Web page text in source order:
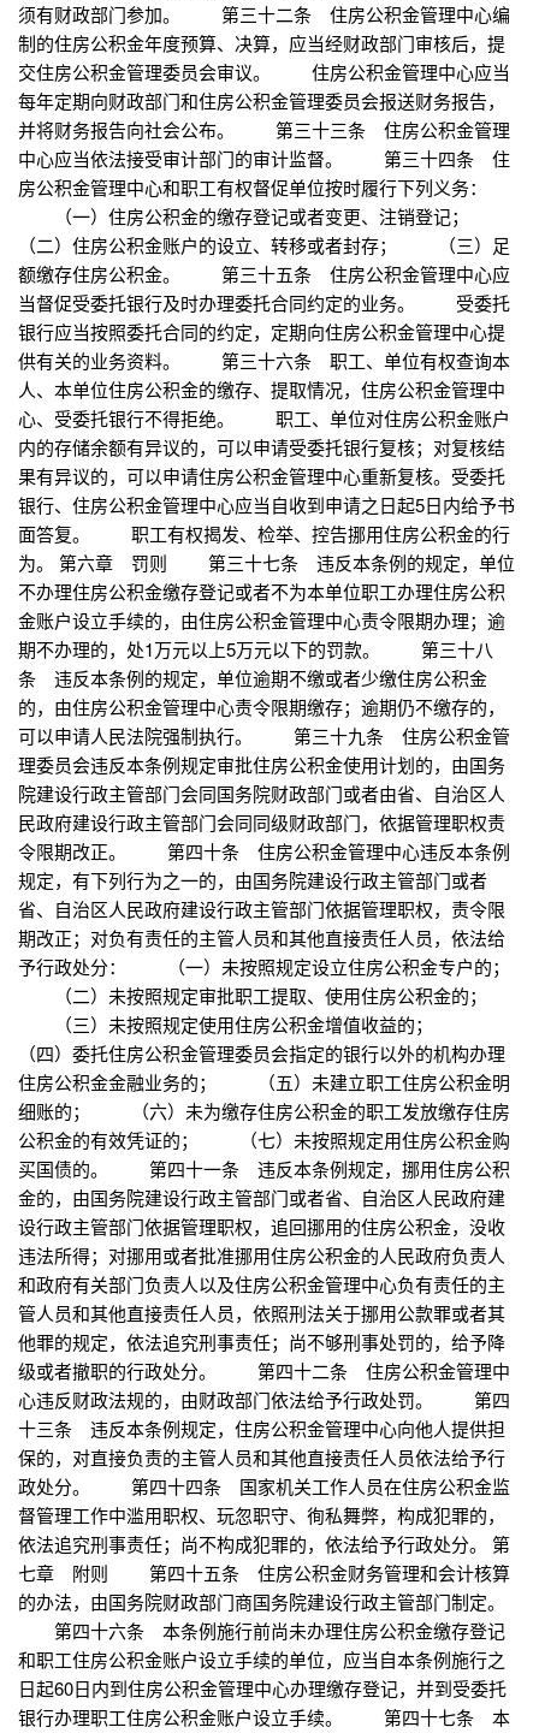
须有财政部门参加。 第三十二条 住房公积金管理中心编
制的住房公积金年度预算、决算，应当经财政部门审核后，提
交住房公积金管理委员会审议。 住房公积金管理中心应当
每年定期向财政部门和住房公积金管理委员会报送财务报告，
并将财务报告向社会公布。 第三十三条 住房公积金管理
中心应当依法接受审计部门的审计监督。 第三十四条 住
房公积金管理中心和职工有权督促单位按时履行下列义务：
（一）住房公积金的缴存登记或者变更、注销登记；
（二）住房公积金账户的设立、转移或者封存； （三）足
额缴存住房公积金。 第三十五条 住房公积金管理中心应
当督促受委托银行及时办理委托合同约定的业务。 受委托
银行应当按照委托合同的约定，定期向住房公积金管理中心提
供有关的业务资料。 第三十六条 职工、单位有权查询本
人、本单位住房公积金的缴存、提取情况，住房公积金管理中
心、受委托银行不得拒绝。 职工、单位对住房公积金账户
内的存储余额有异议的，可以申请受委托银行复核；对复核结
果有异议的，可以申请住房公积金管理中心重新复核。受委托
银行、住房公积金管理中心应当自收到申请之日起5日内给予书
面答复。 职工有权揭发、检举、控告挪用住房公积金的行
为。 第六章 罚则 第三十七条 违反本条例的规定，单位
不办理住房公积金缴存登记或者不为本单位职工办理住房公积
金账户设立手续的，由住房公积金管理中心责令限期办理；逾
期不办理的，处1万元以上5万元以下的罚款。 第三十八
条 违反本条例的规定，单位逾期不缴或者少缴住房公积金
的，由住房公积金管理中心责令限期缴存；逾期仍不缴存的，
可以申请人民法院强制执行。 第三十九条 住房公积金管
理委员会违反本条例规定审批住房公积金使用计划的，由国务
院建设行政主管部门会同国务院财政部门或者由省、自治区人
民政府建设行政主管部门会同同级财政部门，依据管理职权责
令限期改正。 第四十条 住房公积金管理中心违反本条例
规定，有下列行为之一的，由国务院建设行政主管部门或者
省、自治区人民政府建设行政主管部门依据管理职权，责令限
期改正；对负有责任的主管人员和其他直接责任人员，依法给
予行政处分： （一）未按照规定设立住房公积金专户的；
（二）未按照规定审批职工提取、使用住房公积金的；
（三）未按照规定使用住房公积金增值收益的；
（四）委托住房公积金管理委员会指定的银行以外的机构办理
住房公积金金融业务的； （五）未建立职工住房公积金明
细账的； （六）未为缴存住房公积金的职工发放缴存住房
公积金的有效凭证的； （七）未按照规定用住房公积金购
买国债的。 第四十一条 违反本条例规定，挪用住房公积
金的，由国务院建设行政主管部门或者省、自治区人民政府建
设行政主管部门依据管理职权，追回挪用的住房公积金，没收
违法所得；对挪用或者批准挪用住房公积金的人民政府负责人
和政府有关部门负责人以及住房公积金管理中心负有责任的主
管人员和其他直接责任人员，依照刑法关于挪用公款罪或者其
他罪的规定，依法追究刑事责任；尚不够刑事处罚的，给予降
级或者撤职的行政处分。 第四十二条 住房公积金管理中
心违反财政法规的，由财政部门依法给予行政处罚。 第四
十三条 违反本条例规定，住房公积金管理中心向他人提供担
保的，对直接负责的主管人员和其他直接责任人员依法给予行
政处分。 第四十四条 国家机关工作人员在住房公积金监
督管理工作中滥用职权、玩忽职守、徇私舞弊，构成犯罪的，
依法追究刑事责任；尚不构成犯罪的，依法给予行政处分。 第
七章 附则 第四十五条 住房公积金财务管理和会计核算
的办法，由国务院财政部门商国务院建设行政主管部门制定。
第四十六条 本条例施行前尚未办理住房公积金缴存登记
和职工住房公积金账户设立手续的单位，应当自本条例施行之
日起60日内到住房公积金管理中心办理缴存登记，并到受委托
银行办理职工住房公积金账户设立手续。 第四十七条 本